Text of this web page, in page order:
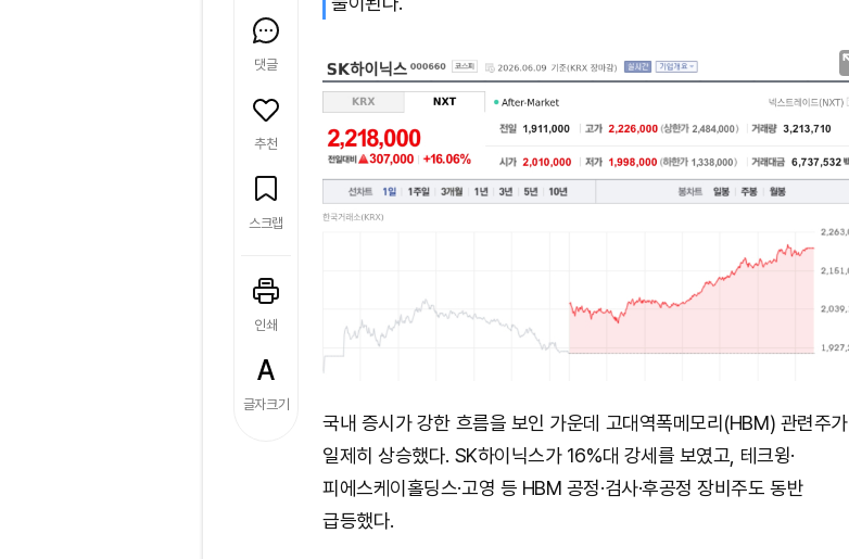
댓글
추천
스크랩
인쇄
글자크기
국내 증시가 강한 흐름을 보인 가운데 고대역폭메모리(HBM) 관련주가
일제히 상승했다. SK하이닉스가 16%대 강세를 보였고, 테크윙·
피에스케이홀딩스·고영 등 HBM 공정·검사·후공정 장비주도 동반
급등했다.